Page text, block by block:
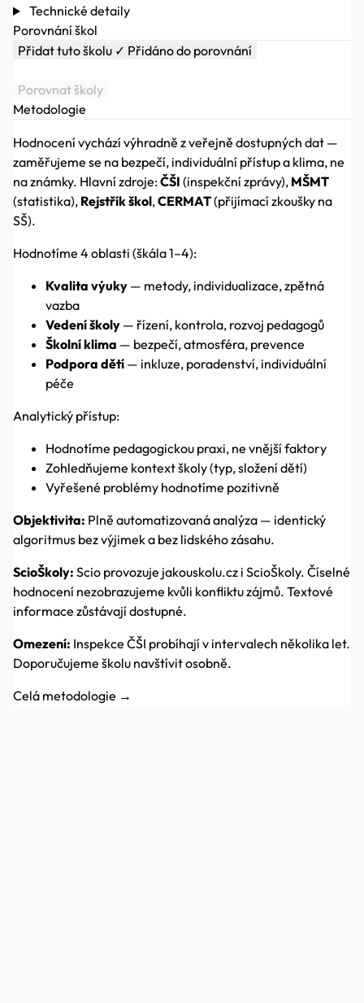
Technické detaily
Porovnání škol
Přidat tuto školu ✓ Přidáno do porovnání
Porovnat školy
Metodologie
Hodnocení vychází výhradně z veřejně dostupných dat —
zaměřujeme se na bezpečí, individuální přístup a klima, ne
na známky. Hlavní zdroje:ČŠI (inspekční zprávy), MŠMT
(statistika), Rejstřík škol,CERMAT(přijímací zkoušky na
SŠ).
Hodnotíme 4 oblasti (škála 1–4):
Kvalita výuky — metody, individualizace, zpětná
vazba
Vedení školy — řízení, kontrola, rozvoj pedagogů
Školní klima — bezpečí, atmosféra, prevence
Podpora dětí — inkluze, poradenství, individuální
péče
Analytický přístup:
Hodnotíme pedagogickou praxi, ne vnější faktory
Zohledňujeme kontext školy (typ, složení dětí)
Vyřešené problémy hodnotíme pozitivně
Objektivita: Plně automatizovaná analýza — identický
algoritmus bez výjimek a bez lidského zásahu.
ScioŠkoly: Scio provozuje jakouskolu.cz i ScioŠkoly. Číselné
hodnocení nezobrazujeme kvůli konfliktu zájmů. Textové
informace zůstávají dostupné.
Omezení: Inspekce ČŠI probíhají v intervalech několika let.
Doporučujeme školu navštívit osobně.
Celá metodologie →